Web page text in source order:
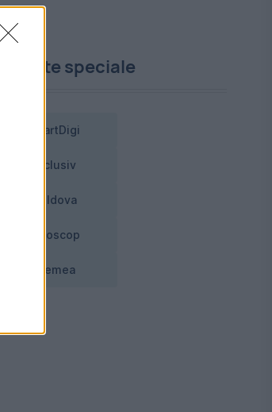
Proiecte speciale
SmartDigi
Exclusiv
Moldova
Horoscop
Vremea